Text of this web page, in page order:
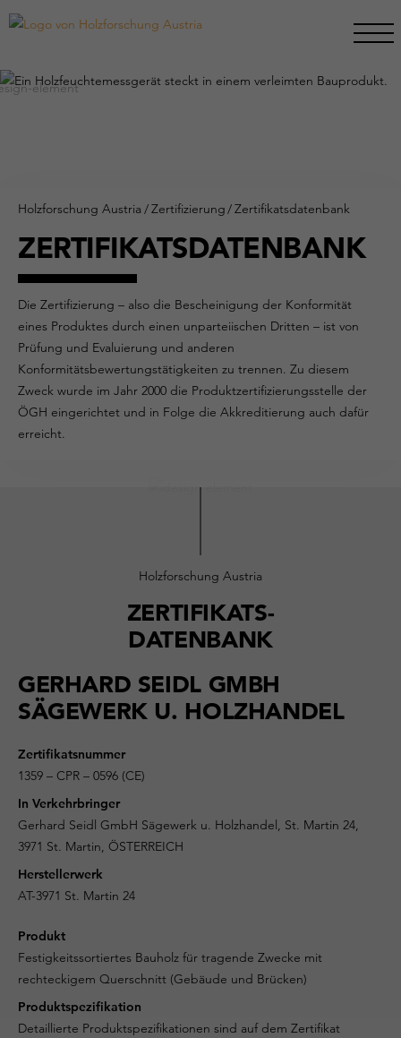
Holzforschung Austria /Zertifizierung/Zertifikatsdatenbank
ZERTIFIKATSDATENBANK
Die Zertifizierung – also die Bescheinigung der Konformität
eines Produktes durch einen unparteiischen Dritten – ist von
Prüfung und Evaluierung und anderen
Konformitätsbewertungstätigkeiten zu trennen. Zu diesem
Zweck wurde im Jahr 2000 die Produktzertifizierungsstelle der
ÖGH eingerichtet und in Folge die Akkreditierung auch dafür
erreicht.
Holzforschung Austria
ZERTIFIKATS-
DATENBANK
GERHARD SEIDL GMBH
SÄGEWERK U. HOLZHANDEL
Zertifikatsnummer
1359 – CPR – 0596 (CE)
In Verkehrbringer
Gerhard Seidl GmbH Sägewerk u. Holzhandel, St. Martin 24,
3971 St. Martin, ÖSTERREICH
Herstellerwerk
AT-3971 St. Martin 24
Produkt
Festigkeitssortiertes Bauholz für tragende Zwecke mit
rechteckigem Querschnitt (Gebäude und Brücken)
Produktspezifikation
Detaillierte Produktspezifikationen sind auf dem Zertifikat